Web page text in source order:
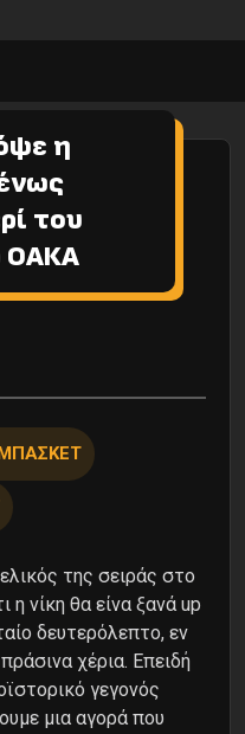
η
του
ΟΑΚΑ
της σειράς στο
η νίκη θα είνα ξανά up
δευτερόλεπτο, εν
χέρια. Επειδή
γεγονός
μια αγορά που